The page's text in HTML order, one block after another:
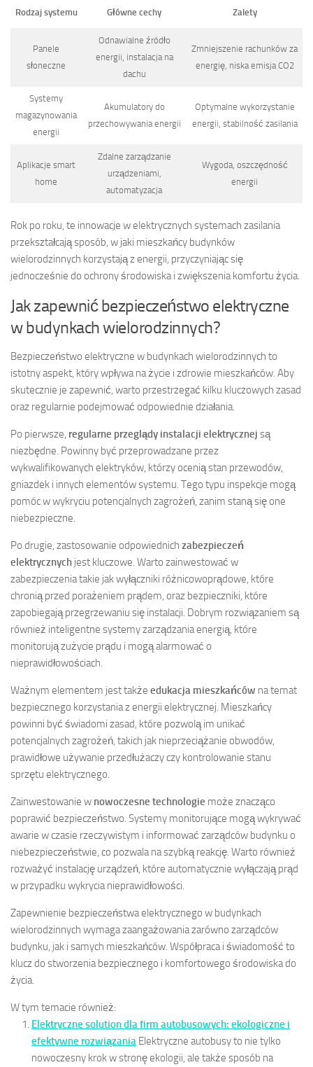
Rodzaj systemu Główne cechy Zalety
Panele
słoneczne
Odnawialne źródło
energii, instalacja na
dachu
Zmniejszenie rachunków za
energię, niska emisja CO2
Systemy
magazynowania
energii
Akumulatory do
przechowywania energii
Optymalne wykorzystanie
energii, stabilność zasilania
Aplikacje smart
home
Zdalne zarządzanie
urządzeniami,
automatyzacja
Wygoda, oszczędność
energii
Rok po roku, te innowacje w elektrycznych systemach zasilania
przekształcają sposób, w jaki mieszkańcy budynków
wielorodzinnych korzystają z energii, przyczyniając się
jednocześnie do ochrony środowiska i zwiększenia komfortu życia.
Jak zapewnić bezpieczeństwo elektryczne
w budynkach wielorodzinnych?
Bezpieczeństwo elektryczne w budynkach wielorodzinnych to
istotny aspekt, który wpływa na życie i zdrowie mieszkańców. Aby
skutecznie je zapewnić, warto przestrzegać kilku kluczowych zasad
oraz regularnie podejmować odpowiednie działania.
Po pierwsze, regularne przeglądy instalacji elektrycznej są
niezbędne. Powinny być przeprowadzane przez
wykwalifikowanych elektryków, którzy ocenią stan przewodów,
gniazdek i innych elementów systemu. Tego typu inspekcje mogą
pomóc w wykryciu potencjalnych zagrożeń, zanim staną się one
niebezpieczne.
Po drugie, zastosowanie odpowiednich zabezpieczeń
elektrycznych jest kluczowe. Warto zainwestować w
zabezpieczenia takie jak wyłączniki różnicowoprądowe, które
chronią przed porażeniem prądem, oraz bezpieczniki, które
zapobiegają przegrzewaniu się instalacji. Dobrym rozwiązaniem są
również inteligentne systemy zarządzania energią, które
monitorują zużycie prądu i mogą alarmować o
nieprawidłowościach.
Ważnym elementem jest także edukacja mieszkańców na temat
bezpiecznego korzystania z energii elektrycznej. Mieszkańcy
powinni być świadomi zasad, które pozwolą im unikać
potencjalnych zagrożeń, takich jak nieprzeciążanie obwodów,
prawidłowe używanie przedłużaczy czy kontrolowanie stanu
sprzętu elektrycznego.
Zainwestowanie w nowoczesne technologie może znacząco
poprawić bezpieczeństwo. Systemy monitorujące mogą wykrywać
awarie w czasie rzeczywistym i informować zarządców budynku o
niebezpieczeństwie, co pozwala na szybką reakcję. Warto również
rozważyć instalację urządzeń, które automatycznie wyłączają prąd
w przypadku wykrycia nieprawidłowości.
Zapewnienie bezpieczeństwa elektrycznego w budynkach
wielorodzinnych wymaga zaangażowania zarówno zarządców
budynku, jak i samych mieszkańców. Współpraca i świadomość to
klucz do stworzenia bezpiecznego i komfortowego środowiska do
życia.
W tym temacie również:
Elektryczne solution dla firm autobusowych: ekologiczne i
efektywne rozwiązania Elektryczne autobusy to nie tylko
nowoczesny krok w stronę ekologii, ale także sposób na